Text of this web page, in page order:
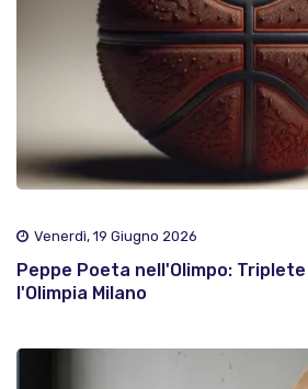
Venerdì, 19 Giugno 2026
Peppe Poeta nell'Olimpo:
l'Olimpia Milano